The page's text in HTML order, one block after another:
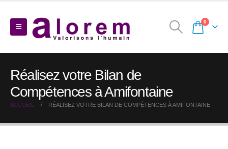
0
Réalisez votre Bilan de
Compétences à Amifontaine
ACCUEIL RÉALISEZ VOTRE BILAN DE COMPÉTENCES À AMIFONTAINE